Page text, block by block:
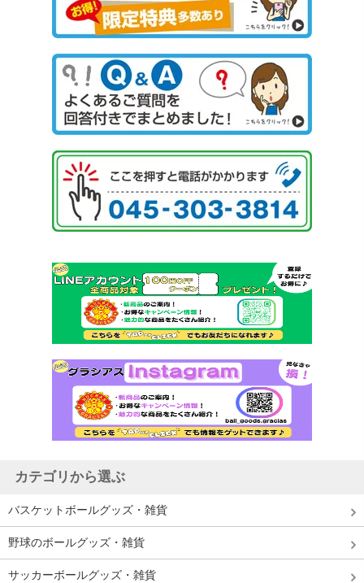
カテゴリから選ぶ
バスケットボールグッズ・雑貨
野球のボールグッズ・雑貨
サッカーボールグッズ・雑貨